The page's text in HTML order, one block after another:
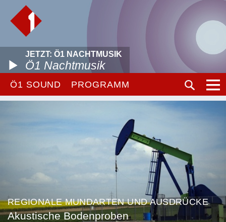
JETZT: Ö1 NACHTMUSIK
Ö1 Nachtmusik
Ö1 SOUND PROGRAMM
REGIONALE MUNDARTEN UND AUSDRÜCKE
Akustische Bodenproben